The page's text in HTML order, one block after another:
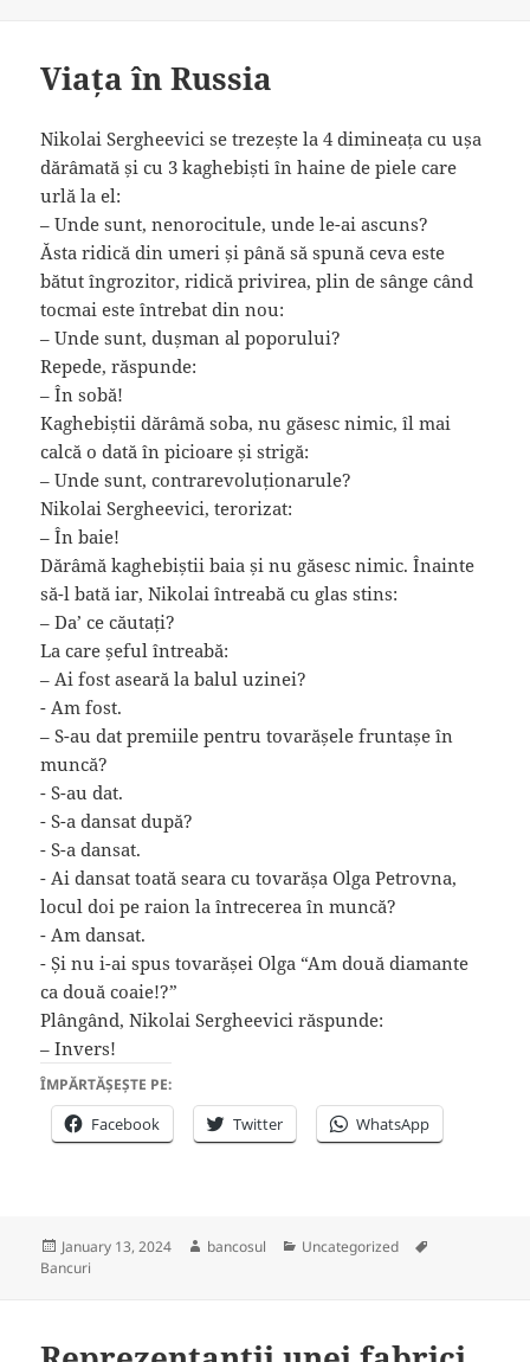
Viața în Russia
Nikolai Sergheevici se trezește la 4 dimineața cu ușa
dărâmată și cu 3 kaghebiști în haine de piele care
urlă la el:
– ⁠Unde sunt, nenorocitule, unde le-ai ascuns?
Ăsta ridică din umeri și până să spună ceva este
bătut îngrozitor, ridică privirea, plin de sânge când
tocmai este întrebat din nou:
– Unde sunt, dușman al poporului?
Repede, răspunde:
– ⁠În sobă!
Kaghebiștii dărâmă soba, nu găsesc nimic, îl mai
calcă o dată în picioare și strigă:
– ⁠Unde sunt, contrarevoluționarule?
Nikolai Sergheevici, terorizat:
– În baie!
Dărâmă kaghebiștii baia și nu găsesc nimic. Înainte
să-l bată iar, Nikolai întreabă cu glas stins:
– Da’ ce căutați?
La care șeful întreabă:
– ⁠Ai fost aseară la balul uzinei?
⁠- Am fost.
– S-au dat premiile pentru tovarășele fruntașe în
muncă?
⁠- S-au dat.
⁠- S-a dansat după?
⁠- S-a dansat.
⁠- Ai dansat toată seara cu tovarășa Olga Petrovna,
locul doi pe raion la întrecerea în muncă?
⁠- Am dansat.
⁠- Și nu i-ai spus tovarășei Olga “Am două diamante
ca două coaie!?”
Plângând, Nikolai Sergheevici răspunde:
– ⁠Invers!
ÎMPĂRTĂȘEȘTE PE:
Facebook Twitter WhatsApp
Posted
on
January 13, 2024 Author
bancosul Categories
Uncategorized
Bancuri